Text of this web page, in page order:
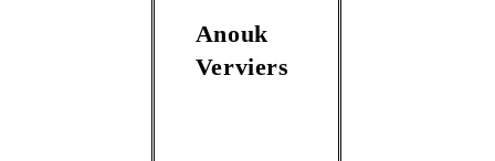
Anouk
Verviers